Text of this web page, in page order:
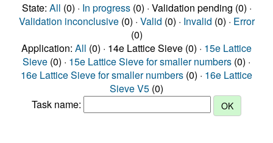
State: All (0) · In progress(0) · Validation pending (0) ·
Validation inconclusive(0) · Valid (0) · Invalid (0) · Error
(0)
Application: All (0) · 14e Lattice Sieve (0) · 15e Lattice
Sieve (0) · 15e Lattice Sieve for smaller numbers (0) ·
16e Lattice Sieve for smaller numbers (0) · 16e Lattice
Sieve V5 (0)
Task name: